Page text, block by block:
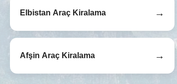
Elbistan Araç Kiralama →
Afşin Araç Kiralama →